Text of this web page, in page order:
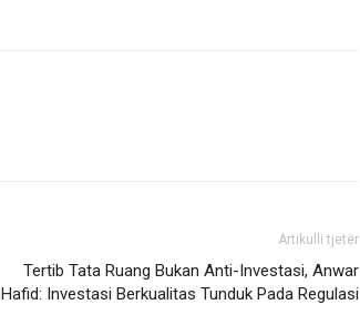
Artikulli tjetër
Tertib Tata Ruang Bukan Anti-Investasi, Anwar
Hafid: Investasi Berkualitas Tunduk Pada Regulasi